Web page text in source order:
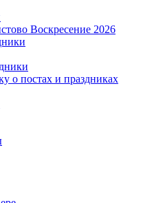
Воскресение 2026
о постах и праздниках